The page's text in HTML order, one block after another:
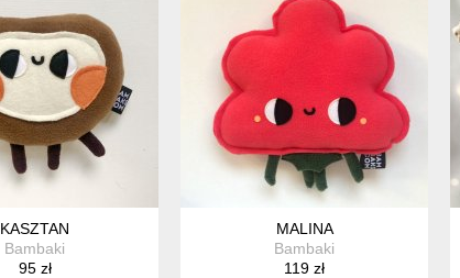
KASZTAN
Bambaki
95 zł
MALINA
Bambaki
119 zł